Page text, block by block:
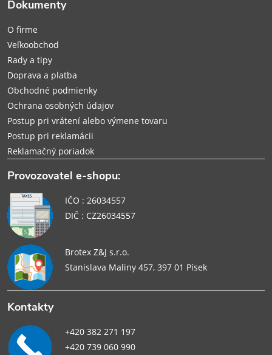
e
Dokumenty
O firme
Veľkoobchod
Rady a tipy
Doprava a platba
Obchodné podmienky
Ochrana osobných údajov
Postup pri vrátení alebo výmene tovaru
Postup pri reklamácii
Reklamačný poriadok
Provozovatel e-shopu:
IČO : 26034557
DIČ : CZ26034557
Brotex Z&J s.r.o.
Stanislava Maliny 457, 397 01 Písek
Kontakty
+420 382 271 197
+420 739 060 990